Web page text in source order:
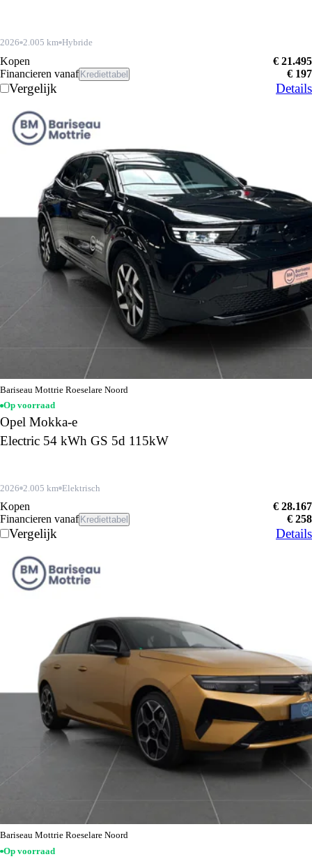
2026 2.005 km Hybride
Kopen
€ 21.495
Financieren vanaf Krediettabel € 197
Vergelijk Details
Bariseau Mottrie Roeselare Noord
Op voorraad
Opel Mokka-e
Electric 54 kWh GS 5d 115kW
2026 2.005 km Elektrisch
Kopen
€ 28.167
Financieren vanaf Krediettabel € 258
Vergelijk Details
Bariseau Mottrie Roeselare Noord
Op voorraad